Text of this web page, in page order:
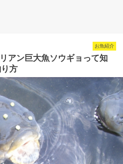
お魚紹介
アン巨大魚ソウギョって知
方